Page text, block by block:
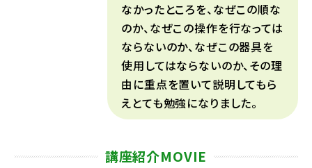
なかったところを、なぜこの順な
のか、なぜこの操作を行なっては
ならないのか、なぜこの器具を
使用してはならないのか、その理
由に重点を置いて説明してもら
えとても勉強になりました。
講座紹介MOVIE